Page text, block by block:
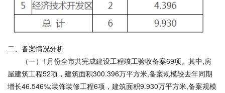
二、备案情况分析
（一）1月份全市共完成建设工程竣工验收备案69项。其中,房
屋建筑工程52项，建筑面积300.396万平方米,备案规模较去年同期
增长46.546%;装饰装修工程6项，建筑面积9.930万平方米,备案规模